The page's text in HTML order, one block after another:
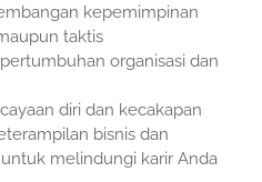
kepemimpinan
taktis
organisasi dan
diri dan kecakapan
bisnis dan
melindungi karir Anda